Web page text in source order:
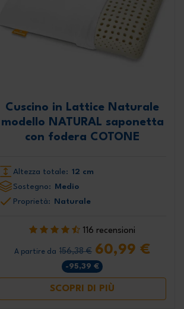
Cuscino in Lattice Naturale
modello NATURAL saponetta
con fodera COTONE
Altezza totale: 12 cm
Sostegno: Medio
Proprietà: Naturale
116 recensioni
A partire da 156,38 € 60,99 €
-95,39 €
SCOPRI DI PIÙ